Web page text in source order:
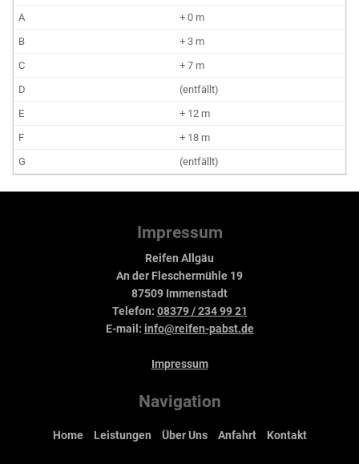
+ 0 m
+ 3 m
+ 7 m
(entfällt)
+ 12 m
+ 18 m
(entfällt)
Impressum
Reifen Allgäu
An der Fleschermühle 19
87509 Immenstadt
Telefon: 08379 / 234 99 21
E-mail: info@reifen-pabst.de
Impressum
Navigation
Home Leistungen Über Uns Anfahrt Kontakt